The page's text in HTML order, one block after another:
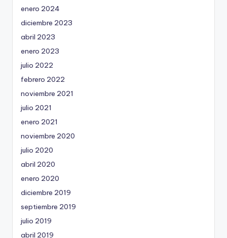
enero 2024
diciembre 2023
abril 2023
enero 2023
julio 2022
febrero 2022
noviembre 2021
julio 2021
enero 2021
noviembre 2020
julio 2020
abril 2020
enero 2020
diciembre 2019
septiembre 2019
julio 2019
abril 2019